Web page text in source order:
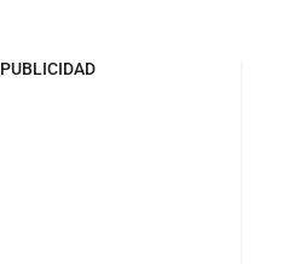
PUBLICIDAD